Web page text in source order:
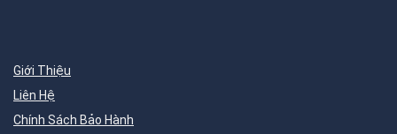
Giới Thiệu
Liên Hệ
Chính Sách Bảo Hành